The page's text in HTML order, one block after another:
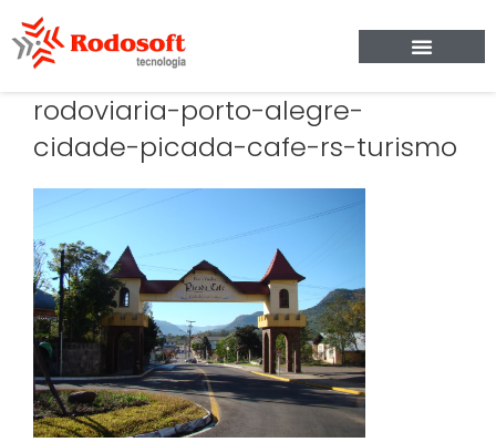
rodoviaria-porto-alegre-
cidade-picada-cafe-rs-turismo